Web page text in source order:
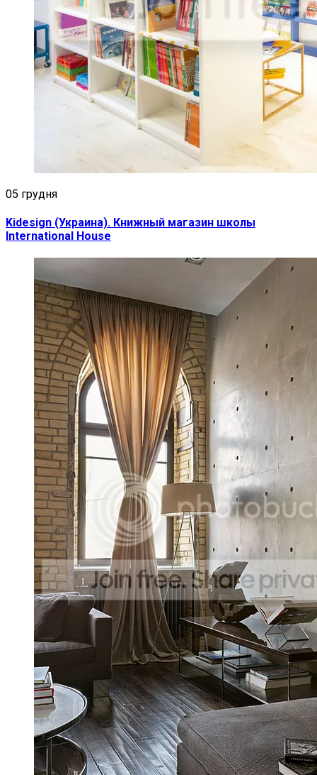
05 грудня
Kidesign (Украина). Книжный магазин школы
International House